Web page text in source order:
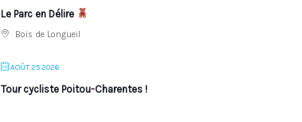
Le Parc en Délire
Bois de Longueil
AOÛT 25 2026
Tour cycliste Poitou-Charentes !